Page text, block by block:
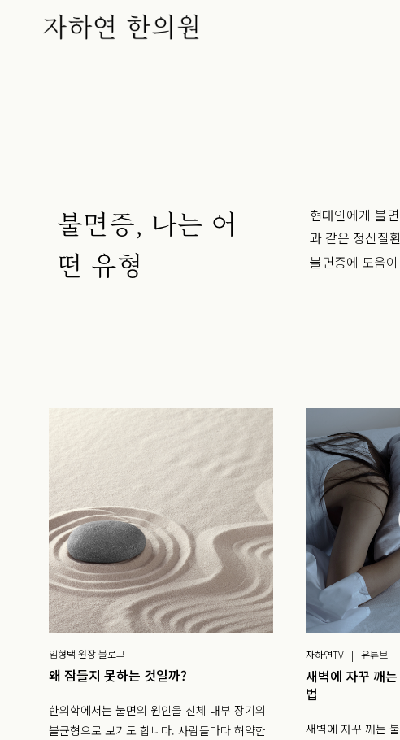
불면증, 나는 어
떤 유형
현대인에게 불
과 같은 정신질
불면증에 도움
임형택 원장 블로그
왜 잠들지 못하는 것일까?
한의학에서는 불면의 원인을 신체 내부 장기의
불균형으로 보기도 합니다. 사람들마다 허약한
자하연TV | 유튜브
새벽에 자꾸 깨
법
새벽에 자꾸 깨는